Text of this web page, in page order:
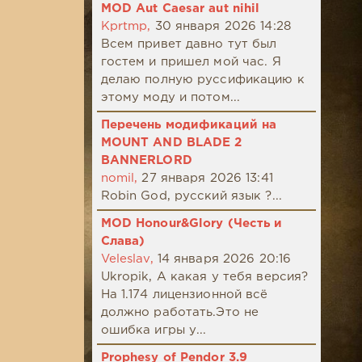
MOD Aut Caesar aut nihil
Kprtmp,
30 января 2026 14:28
Всем привет давно тут был
гостем и пришел мой час. Я
делаю полную руссификацию к
этому моду и потом...
Перечень модификаций на
MOUNT AND BLADE 2
BANNERLORD
nomil, 27 января 2026 13:41
Robin God, русский язык ?...
MOD Honour&Glory (Честь и
Слава)
Veleslav,
14 января 2026 20:16
Ukropik, А какая у тебя версия?
На 1.174 лицензионной всё
должно работать.Это не
ошибка игры у...
Prophesy of Pendor 3.9